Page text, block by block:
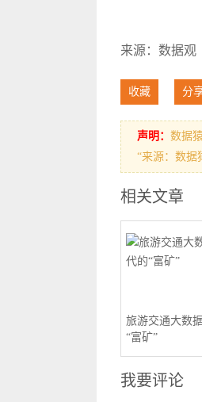
来源：数据观
收藏 分
声明： 数据
“来源：数据
相关文章
旅游交通大数
“富矿”
我要评论